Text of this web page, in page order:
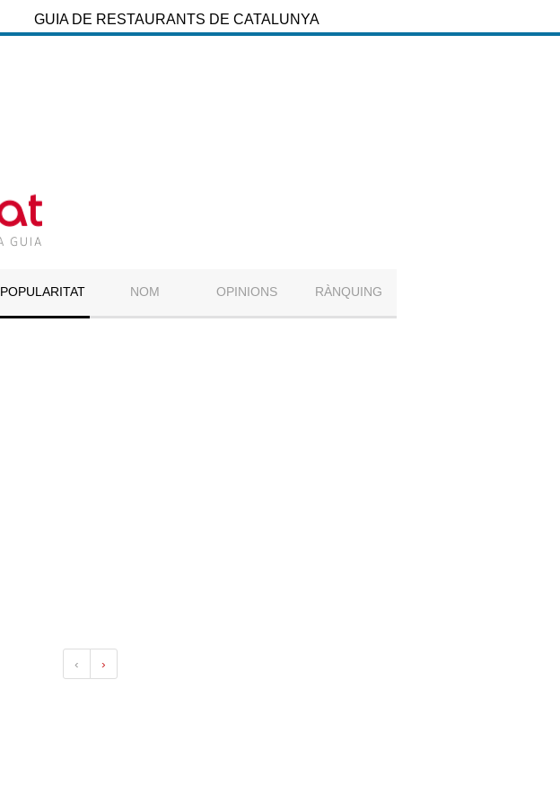
GUIA DE RESTAURANTS DE CATALUNYA
POPULARITAT NOM OPINIONS RÀNQUING
‹ ›